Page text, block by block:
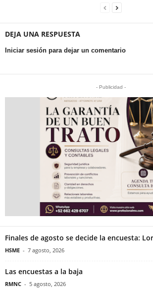
DEJA UNA RESPUESTA
Iniciar sesión para dejar un comentario
- Publicidad -
Finales de agosto se decide la encuesta:
HSME - 7 agosto, 2026
Las encuestas a la baja
RMNC - 5 agosto, 2026